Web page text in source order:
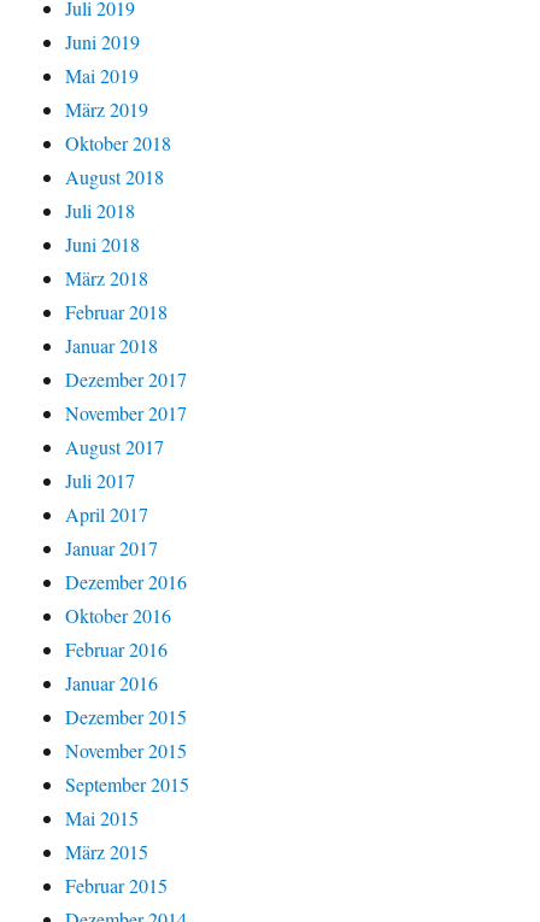
Juli 2019
Juni 2019
Mai 2019
März 2019
Oktober 2018
August 2018
Juli 2018
Juni 2018
März 2018
Februar 2018
Januar 2018
Dezember 2017
November 2017
August 2017
Juli 2017
April 2017
Januar 2017
Dezember 2016
Oktober 2016
Februar 2016
Januar 2016
Dezember 2015
November 2015
September 2015
Mai 2015
März 2015
Februar 2015